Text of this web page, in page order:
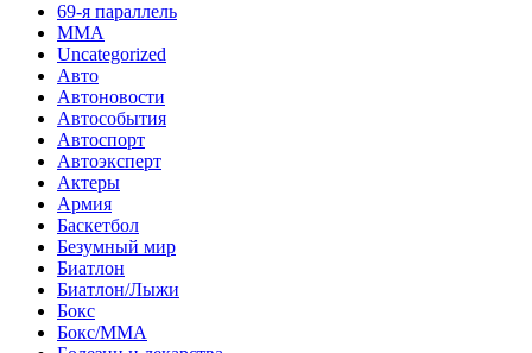
69-я параллель
MMA
Uncategorized
Авто
Автоновости
Автособытия
Автоспорт
Автоэксперт
Актеры
Армия
Баскетбол
Безумный мир
Биатлон
Биатлон/Лыжи
Бокс
Бокс/MMA